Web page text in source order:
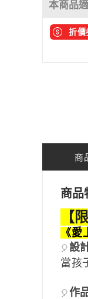
本商品
折價
商
商品
【
《
🎈設
當孩
🎈作